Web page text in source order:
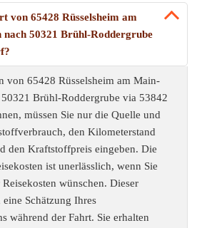
von 65428 Rüsselsheim am
50321 Brühl-Roddergrube
von 65428 Rüsselsheim am Main-
Brühl-Roddergrube via 53842
müssen Sie nur die Quelle und
den Kilometerstand
den Kraftstoffpreis eingeben. Die
ist unerlässlich, wenn Sie
wünschen. Dieser
Schätzung Ihres
während der Fahrt. Sie erhalten